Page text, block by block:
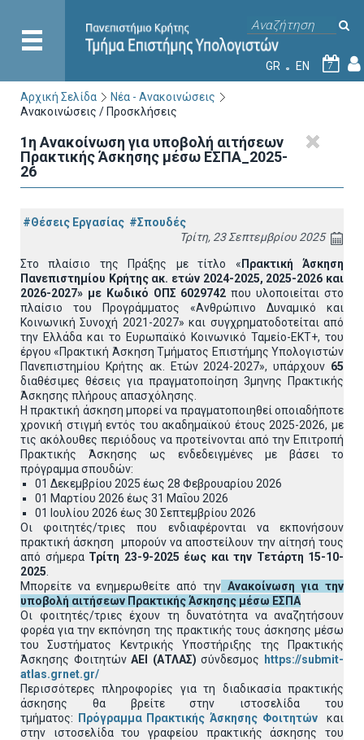
GR EN 7
Αρχική Σελίδα
Νέα - Ανακοινώσεις
Ανακοινώσεις / Προσκλήσεις
1η Ανακοίνωση για υποβολή αιτήσεων
Πρακτικής Άσκησης μέσω ΕΣΠΑ_2025-
26
#Θέσεις Εργασίας #Σπουδές
Τρίτη, 23 Σεπτεμβρίου 2025
Στο πλαίσιο της Πράξης με τίτλο « Πρακτική Άσκηση
Πανεπιστημίου Κρήτης ακ. ετών 2024-2025, 2025-2026 και
2026-2027» με Κωδικό ΟΠΣ 6029742που υλοποιείται στο
πλαίσιο του Προγράμματος «Ανθρώπινο Δυναμικό και
Κοινωνική Συνοχή 2021-2027» και συγχρηματοδοτείται από
την Ελλάδα και το Ευρωπαϊκό Κοινωνικό Ταμείο-ΕΚΤ+, του
έργου «Πρακτική Άσκηση Τμήματος Επιστήμης Υπολογιστών
Πανεπιστημίου Κρήτης ακ. Ετών 2024-2027», υπάρχουν 65
διαθέσιμες θέσεις για πραγματοποίηση 3μηνης Πρακτικής
Άσκησης πλήρους απασχόλησης.
Η πρακτική άσκηση μπορεί να πραγματοποιηθεί οποιαδήποτε
χρονική στιγμή εντός του ακαδημαϊκού έτους 2025-2026, με
τις ακόλουθες περιόδους να προτείνονται από την Επιτροπή
Πρακτικής Άσκησης ως ενδεδειγμένες με βάσει το
πρόγραμμα σπουδών:
01 Δεκεμβρίου 2025 έως 28 Φεβρουαρίου 2026
01 Μαρτίου 2026 έως 31 Μαΐου 2026
01 Ιουλίου 2026 έως 30 Σεπτεμβρίου 2026
Οι φοιτητές/τριες που ενδιαφέρονται να εκπονήσουν
πρακτική άσκηση μπορούν να αποστείλουν την αίτησή τους
από σήμερα Τρίτη 23-9-2025 έως και την Τετάρτη 15-10-
2025
Μπορείτε να ενημερωθείτε από την Ανακοίνωση για την
υποβολή αιτήσεων Πρακτικής Άσκησης μέσω ΕΣΠΑ
Οι φοιτητές/τριες έχουν τη δυνατότητα να αναζητήσουν
φορέα για την εκπόνηση της πρακτικής τους άσκησης μέσω
του Συστήματος Κεντρικής Υποστήριξης της Πρακτικής
Άσκησης Φοιτητών ΑΕΙ (ΑΤΛΑΣ) σύνδεσμος
https://submit-
atlas.grnet.gr/
Περισσότερες πληροφορίες για τη διαδικασία πρακτικής
άσκησης θα βρείτε στην ιστοσελίδα του
τμήματος:
Πρόγραμμα Πρακτικής Άσκησης Φοιτητώνκαι
στην ιστοσελίδα του γραφείου πρακτικής άσκησης του